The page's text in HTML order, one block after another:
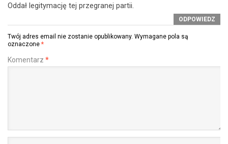
Oddał legitymację tej przegranej partii.
ODPOWIEDZ
Twój adres email nie zostanie opublikowany. Wymagane pola są
oznaczone *
Komentarz *